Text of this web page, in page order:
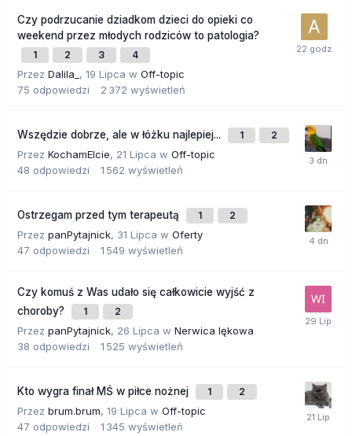
Czy podrzucanie dziadkom dzieci do opieki co
weekend przez młodych rodziców to patologia?
1 2 3 4
Przez Dalila_ , 19 Lipca w Off-topic
75 odpowiedzi 2 372 wyświetleń
Wszędzie dobrze, ale w łóżku najlepiej... 1 2
Przez KochamElcie, 21 Lipca w Off-topic
48 odpowiedzi 1 562 wyświetleń
Ostrzegam przed tym terapeutą 1 2
Przez panPytajnick, 31 Lipca w Oferty
47 odpowiedzi 1 549 wyświetleń
Czy komuś z Was udało się całkowicie wyjść z
choroby?
1 2
Przez panPytajnick, 26 Lipca w Nerwica lękowa
38 odpowiedzi 1 525 wyświetleń
Kto wygra finał MŚ w piłce nożnej 1 2
Przez brum.brum, 19 Lipca w Off-topic
47 odpowiedzi 1 345 wyświetleń